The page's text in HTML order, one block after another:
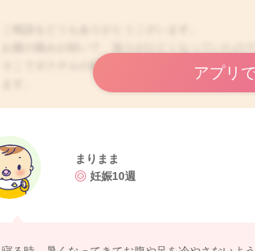
そこでダクチルの処方があったのですね。服用を
実際にどのあたりに筋腫ができてしまっているの
んに影響が起こりうるかどうかわからないところに
先生から特に指摘をされることがなかったようで
無理はせずにゆったりと過ごすようにされるとい
アプリ
まりまま
妊娠10週